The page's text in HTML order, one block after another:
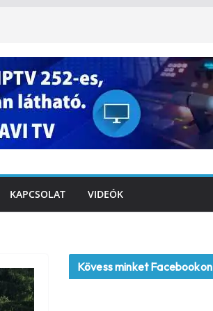
KAPCSOLAT VIDEÓK
Kövess minket Facebookon